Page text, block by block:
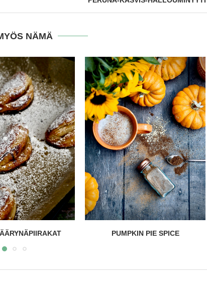
NÄMÄ
PIE SPICE SUKLAAPANNUKAKUT